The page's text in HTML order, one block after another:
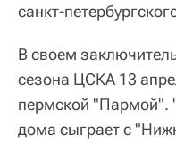
санкт-
В своем
сезона ЦСКА 13
пермской "Пармой".
дома сыграет с